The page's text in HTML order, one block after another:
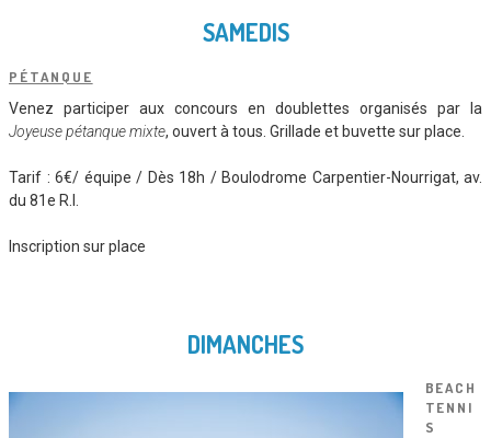
SAMEDIS
PÉTANQUE
Venez participer aux concours en doublettes organisés par la
Joyeuse pétanque mixte, ouvert à tous. Grillade et buvette sur place.
Tarif : 6€/ équipe / Dès 18h / Boulodrome Carpentier-Nourrigat, av.
du 81e R.I.
Inscription sur place
DIMANCHES
BEACH
TENNI
S